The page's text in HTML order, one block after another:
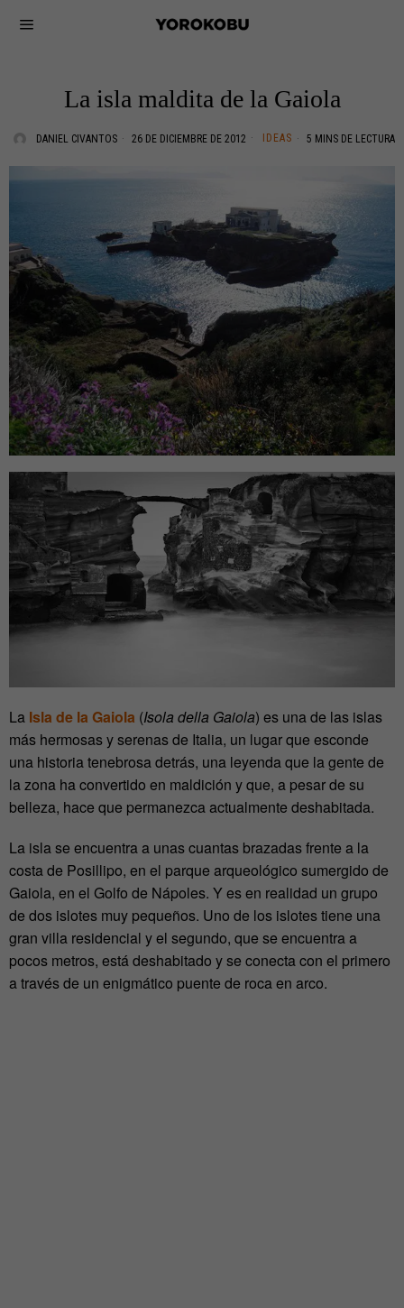
La isla maldita de la Gaiola
DANIEL CIVANTOS 26 DE DICIEMBRE DE 2012 IDEAS 5 MINS DE LECTURA
La Isla de la Gaiola (Isola della Gaiola) es una de las islas
más hermosas y serenas de Italia, un lugar que esconde
una historia tenebrosa detrás, una leyenda que la gente de
la zona ha convertido en maldición y que, a pesar de su
belleza, hace que permanezca actualmente deshabitada.
La isla se encuentra a unas cuantas brazadas frente a la
costa de Posillipo, en el parque arqueológico sumergido de
Gaiola, en el Golfo de Nápoles. Y es en realidad un grupo
de dos islotes muy pequeños. Uno de los islotes tiene una
gran villa residencial y el segundo, que se encuentra a
pocos metros, está deshabitado y se conecta con el primero
a través de un enigmático puente de roca en arco.